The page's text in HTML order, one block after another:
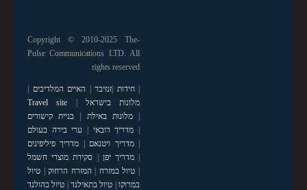
Copyright © 2010-2025 The-
Pulse Communications LTD. All
rights reserved
|חידות |זנזיבר | האיים המלדיבים |
מלונות בישראל |
Travel site
|מלונות באילת | בניית קישורים
| מדריך דובאי | ערי בירה בעולם
|מדריך ויטנאם | מדריך פיליפינים
|מדריך יפן | סקירת מוצרי חשמל
| טיול במזרח | המזרח הרחוק| טיול
במרוקו| טיול בתאילנד| טיול בהולנד